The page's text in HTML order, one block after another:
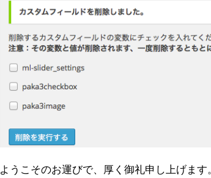
ようこそのお運びで、厚く御礼申し上げます。